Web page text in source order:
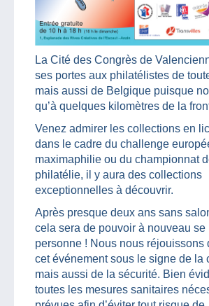
La Cité des Congrès de
ses portes aux philatélistes de
mais aussi de Belgique puisque
qu’à quelques kilomètres de la
Venez admirer les collections en
dans le cadre du challenge
maximaphilie ou du championnat
philatélie, il y aura des collections
exceptionnelles à découvrir.
Après presque deux ans sans
cela sera de pouvoir à nouveau se
personne ! Nous nous réjouissons
cet événement sous le signe de la
mais aussi de la sécurité. Bien
toutes les mesures sanitaires